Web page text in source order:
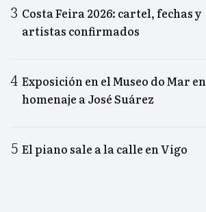
Costa Feira 2026: cartel, fechas y
artistas confirmados
Exposición en el Museo do Mar en
homenaje a José Suárez
El piano sale a la calle en Vigo